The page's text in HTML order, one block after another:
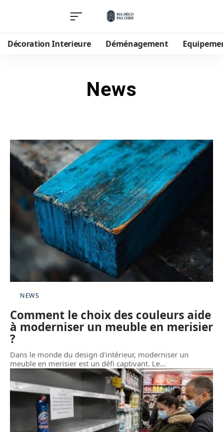
Décoration Interieure Déménagement
News
NEWS
Comment le choix des couleurs aide
à moderniser un meuble en merisier
?
Dans le monde du design d'intérieur, moderniser un
meuble en merisier est un défi captivant. Le…